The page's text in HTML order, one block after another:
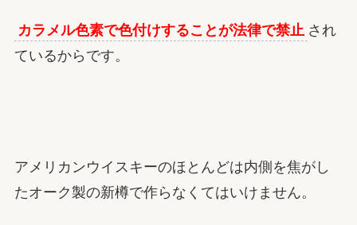
カラメル色素で色付けすることが法律で禁止 され
ているからです。
アメリカンウイスキーのほとんどは内側を焦がし
たオーク製の新樽で作らなくてはいけません。